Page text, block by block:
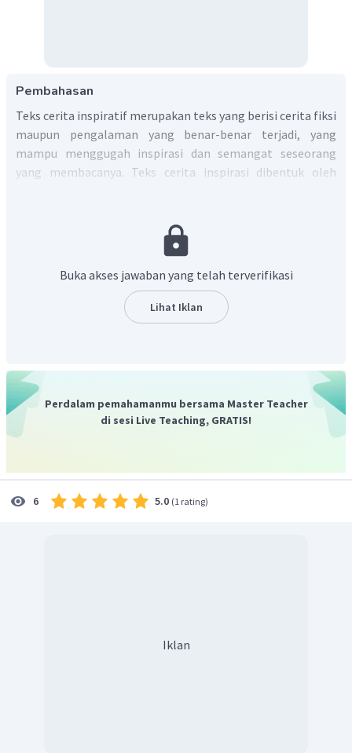
Pembahasan
Teks cerita inspiratif merupakan teks yang berisi cerita fiksi
maupun pengalaman yang benar-benar terjadi, yang
mampu menggugah inspirasi dan semangat seseorang
yang membacanya. Teks cerita inspirasi dibentuk oleh
moral ialah nilai yang berkaitan dengan akhlak/budi
pekerti/susila atau baik buruk tingkah laku
pekerti/susila atau baik buruk tingkah laku disebut nilai
Buka akses jawaban yang telah terverifikasi
Lihat Iklan
Perdalam pemahamanmu bersama Master Teacher
di sesi Live Teaching, GRATIS!
6 5.0 (1 rating)
Iklan